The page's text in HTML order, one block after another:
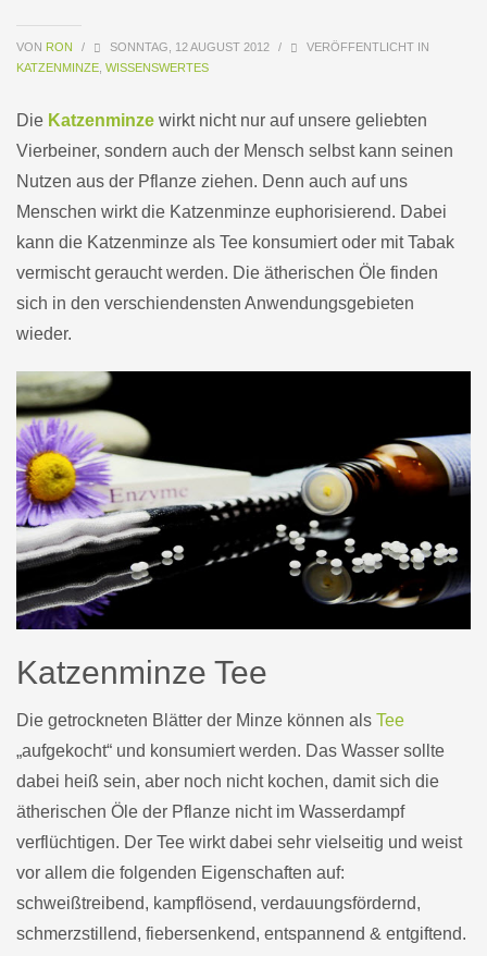
VON RON / SONNTAG, 12 AUGUST 2012 /
VERÖFFENTLICHT IN
KATZENMINZE WISSENSWERTES
Die Katzenminze wirkt nicht nur auf unsere geliebten
Vierbeiner, sondern auch der Mensch selbst kann seinen
Nutzen aus der Pflanze ziehen. Denn auch auf uns
Menschen wirkt die Katzenminze euphorisierend. Dabei
kann die Katzenminze als Tee konsumiert oder mit Tabak
vermischt geraucht werden. Die ätherischen Öle finden
sich in den verschiendensten Anwendungsgebieten
wieder.
Katzenminze Tee
Die getrockneten Blätter der Minze können als Tee
„aufgekocht“ und konsumiert werden. Das Wasser sollte
dabei heiß sein, aber noch nicht kochen, damit sich die
ätherischen Öle der Pflanze nicht im Wasserdampf
verflüchtigen. Der Tee wirkt dabei sehr vielseitig und weist
vor allem die folgenden Eigenschaften auf:
schweißtreibend, kampflösend, verdauungsfördernd,
schmerzstillend, fiebersenkend, entspannend & entgiftend.